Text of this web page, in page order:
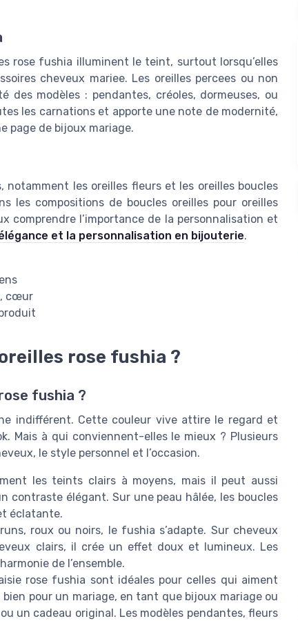
rose fushia illuminent le teint, surtout lorsqu’elles
cheveux mariee. Les oreilles percees ou non
modèles : pendantes, créoles, dormeuses, ou
les carnations et apporte une note de modernité,
page de bijoux mariage.
les oreilles fleurs et les oreilles boucles
les compositions de boucles oreilles pour oreilles
comprendre l’importance de la personnalisation et
et la personnalisation en bijouterie.
cœur
rose fushia ?
fushia ?
indifférent. Cette couleur vive attire le regard et
Mais à qui conviennent-elles le mieux ? Plusieurs
le style personnel et l’occasion.
les teints clairs à moyens, mais il peut aussi
contraste élégant. Sur une peau hâlée, les boucles
éclatante.
roux ou noirs, le fushia s’adapte. Sur cheveux
clairs, il crée un effet doux et lumineux. Les
de l’ensemble.
rose fushia sont idéales pour celles qui aiment
pour un mariage, en tant que bijoux mariage ou
un cadeau original. Les modèles pendantes, fleurs